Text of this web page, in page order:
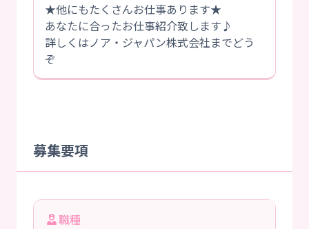
★他にもたくさんお仕事あります★
あなたに合ったお仕事紹介致します♪
詳しくはノア・ジャパン株式会社までどう
ぞ
募集要項
職種